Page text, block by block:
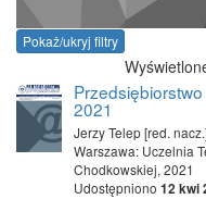
Pokaż/ukryj filtry
2021
Jerzy Telep [red.
Warszawa: Uczelnia
Chodkowskiej, 2021
Udostępniono 12 kwi